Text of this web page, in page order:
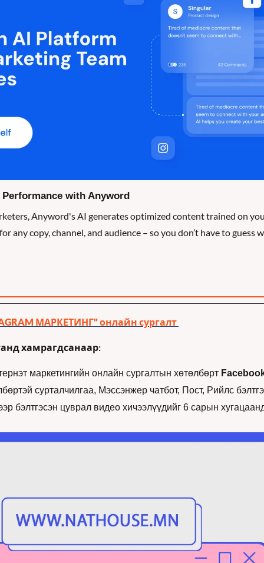
with Anyword
Anyword's AI generates optimized content trained on
any copy, channel, and audience – so you don’t have to guess
МАРКЕТИНГ" онлайн сургалт
хамрагдсанаар:
маркетингийн онлайн сургалтын хөтөлбөрт
сурталчилгаа, Мэссэнжер чатбот, Пост, Рийлс
бэлтгэсэн цуврал видео хичээлүүдийг 6 сарын